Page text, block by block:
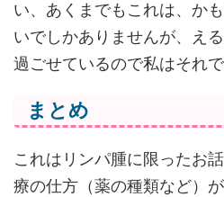
い、あくまでもこれは、か
いでしかありませんが、え
過ごせているので私はそれで
まとめ
これはリンパ腫に限ったお
療の仕方（薬の種類など）